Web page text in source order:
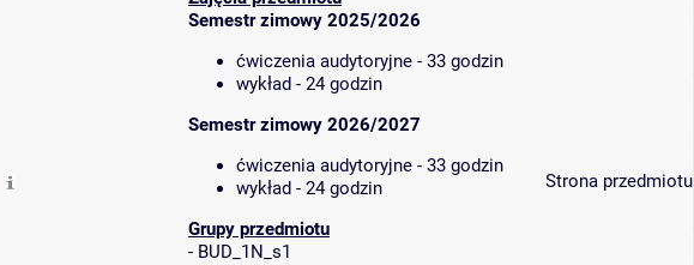
Semestr zimowy 2025/2026
ćwiczenia audytoryjne - 33 godzin
wykład - 24 godzin
Semestr zimowy 2026/2027
ćwiczenia audytoryjne - 33 godzin
wykład - 24 godzin
Grupy przedmiotu
- BUD_1N_s1
Strona przedmiotu